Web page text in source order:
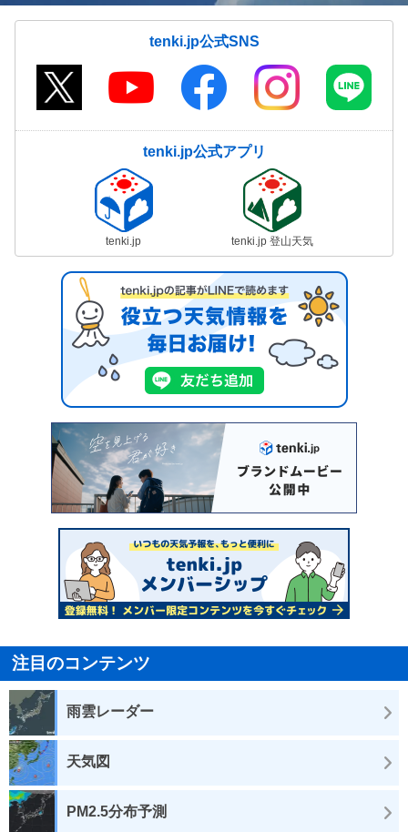
tenki.jp公式SNS
tenki.jp公式アプリ
tenki.jp tenki.jp 登山天気
注目のコンテンツ
雨雲レーダー
天気図
PM2.5分布予測